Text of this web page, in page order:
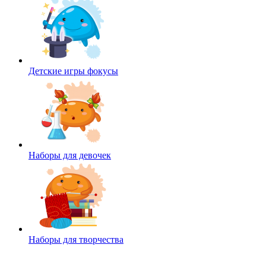
Детские игры фокусы
Наборы для девочек
Наборы для творчества